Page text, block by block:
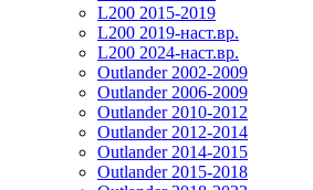
L200 2015-2019
L200 2019-наст.вр.
L200 2024-наст.вр.
Outlander 2002-2009
Outlander 2006-2009
Outlander 2010-2012
Outlander 2012-2014
Outlander 2014-2015
Outlander 2015-2018